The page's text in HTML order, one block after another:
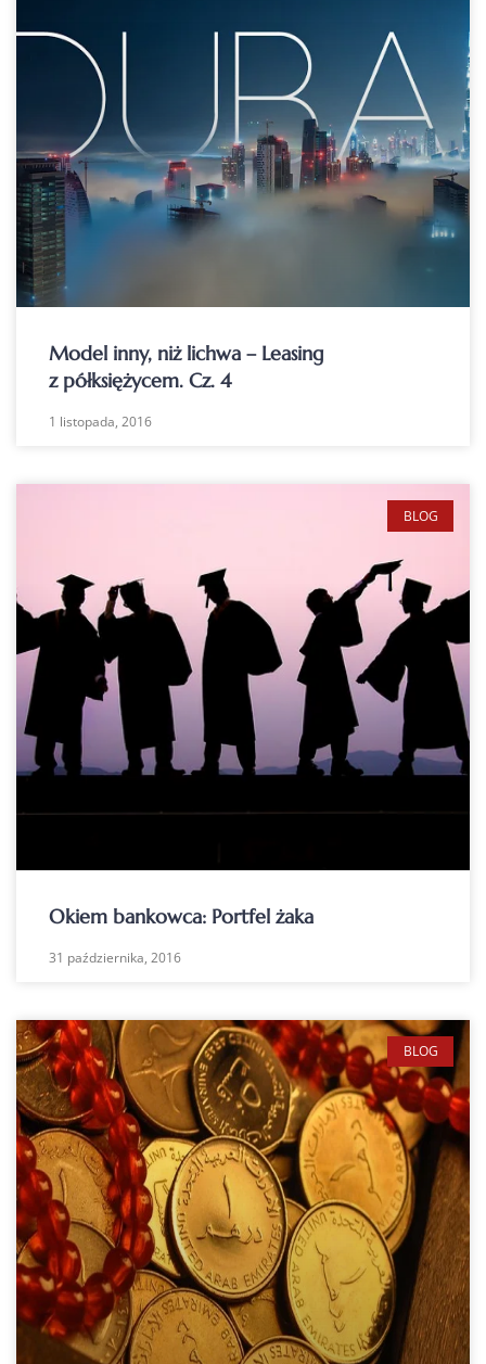
Model inny, niż lichwa – Leasing
z półksiężycem. Cz. 4
1 listopada, 2016
BLOG
Okiem bankowca: Portfel żaka
31 października, 2016
BLOG